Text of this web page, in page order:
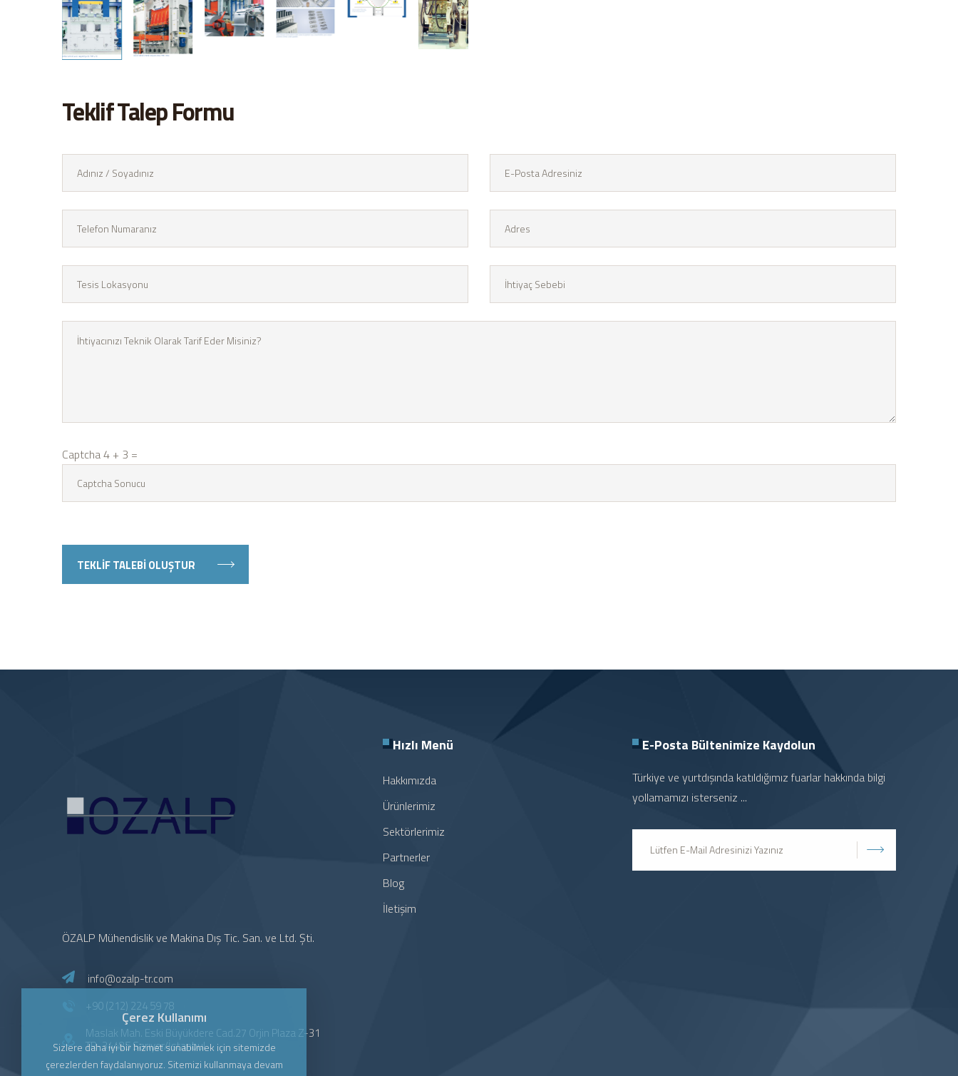
Teklif Talep Formu
Captcha4 + 3 =
TEKLİF TALEBİ OLUŞTUR
ÖZALP Mühendislik ve Makina Dış Tic. San. ve Ltd. Şti.
info@ozalp-tr.com
+90 (212) 224 59 78
Maslak Mah. Eski Büyükdere Cad.27 Orjin Plaza Z-31
TR-34485 Sarıyer/İstanbul
Hızlı Menü
Hakkımızda
Ürünlerimiz
Sektörlerimiz
Partnerler
Blog
İletişim
E-Posta Bültenimize Kaydolun
Türkiye ve yurtdışında katıldığımız fuarlar hakkında bilgi
yollamamızı isterseniz ...
Çerez Kullanımı
Sizlere daha iyi bir hizmet sunabilmek için sitemizde
çerezlerden faydalanıyoruz. Sitemizi kullanmaya devam